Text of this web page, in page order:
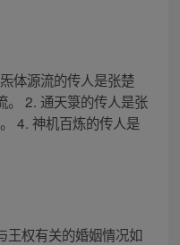
体源流的传人是张楚
。 2. 通天箓的传人是张
4. 神机百炼的传人是
王权有关的婚姻情况如